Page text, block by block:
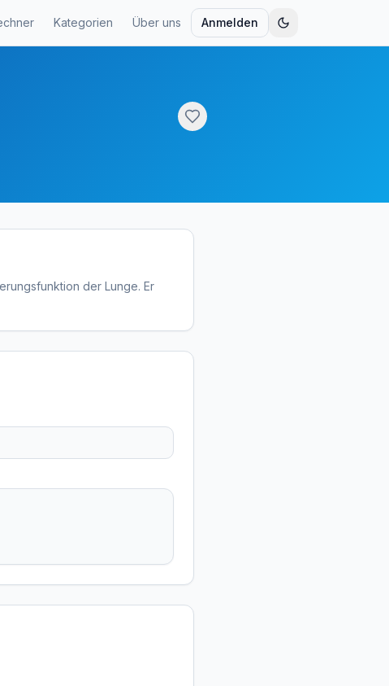
Kategorien Über uns Anmelden
der Lunge. Er